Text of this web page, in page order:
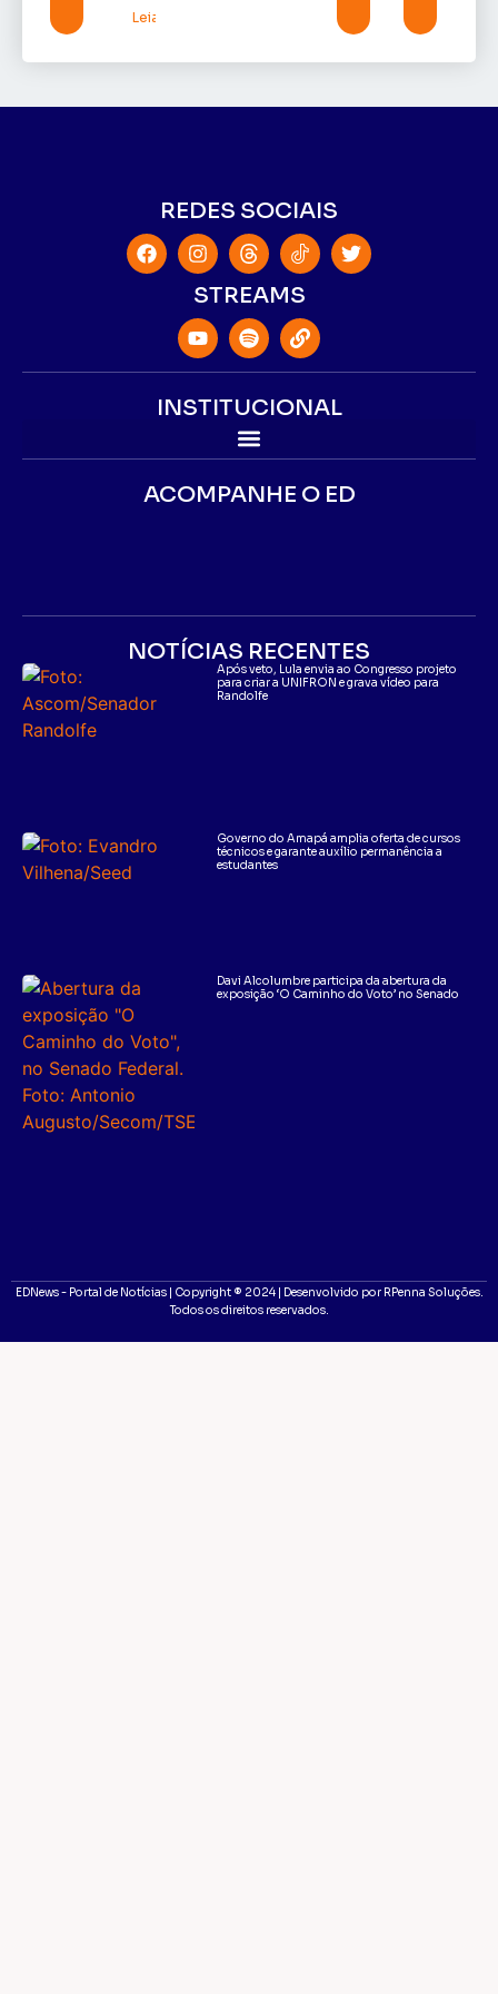
Leia mais »
REDES SOCIAIS
STREAMS
INSTITUCIONAL
ACOMPANHE O ED
NOTÍCIAS RECENTES
Após veto, Lula envia ao Congresso projeto
para criar a UNIFRON e grava vídeo para
Randolfe
Governo do Amapá amplia oferta de cursos
técnicos e garante auxílio permanência a
estudantes
Davi Alcolumbre participa da abertura da
exposição ‘O Caminho do Voto’ no Senado
EDNews - Portal de Notícias | Copyright ® 2024 | Desenvolvido por RPenna Soluções.
Todos os direitos reservados.